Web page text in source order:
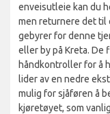
enveisutleie kan du
men returnere det til
gebyrer for denne
eller by på Kreta.
håndkontroller for å
lider av en nedre
mulig for sjåføren å
kjøretøyet, som